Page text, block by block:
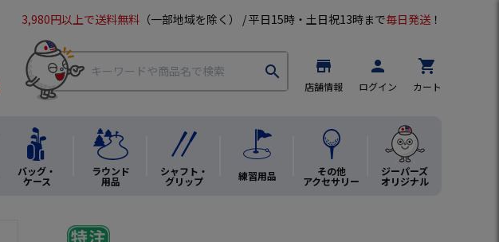
3,980円以上で送料無料 （一部地域を除く） / 平日15時・土日祝13時まで毎日発送 ！
search store
店舗情報
person
ログイン
shopping_cart
カート
バッグ・
ケース
ラウンド
用品
シャフト・
グリップ 練習用品 その他
アクセサリー
ジーパーズ
オリジナル